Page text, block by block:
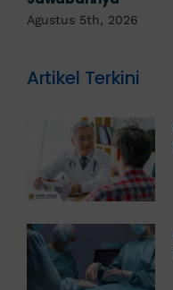
Agustus 5th, 2026
Artikel Terkini